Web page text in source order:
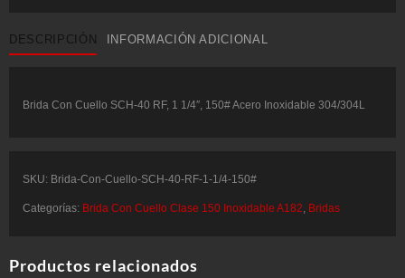
1
1/4",
DESCRIPCIÓN INFORMACIÓN ADICIONAL
Brida Con Cuello SCH-40 RF, 1 1/4″, 150# Acero Inoxidable 304/304L
SKU: Brida-Con-Cuello-SCH-40-RF-1-1/4-150#
Categorías: Brida Con Cuello Clase 150 Inoxidable A182, Bridas
Productos relacionados